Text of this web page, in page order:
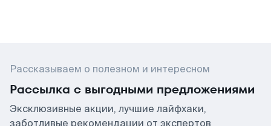
Рассказываем о полезном и интересном
Рассылка с выгодными предложениями
Эксклюзивные акции, лучшие лайфхаки,
заботливые рекомендации от экспертов